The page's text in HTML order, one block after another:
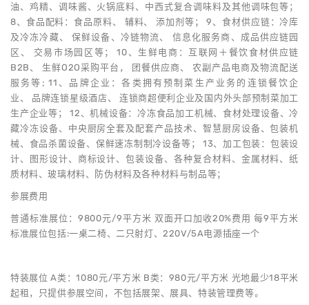
油、鸡精、调味酱、火锅底料、中西式复合调味料及其他调味包等；
8、食品配料：食品原料、 辅料、 添加剂等； 9、食材供应链：冷库
及冷冻冷藏、 保鲜设备、冷链物流、 信息化服务商、成品供应链园
区、 交易市场园区等； 10、生鲜电商：互联网＋餐饮食材供应链
B2B、 生鲜O2O采购平台， 团餐供应商、 农副产品电商及物流配送
服务等; 11、品牌企业：各类拥有预制菜生产业务的连锁餐饮企
业、 品牌连锁星级酒店、 连锁商超便利企业及国内外头部预制菜加工
生产企业等； 12、机械设备：冷冻食品加工机械、食材处理设备、冷
藏冷冻设备、中央厨房全套及配套产品技术、智慧厨房设备、包装机
械、食品杀菌设备、保鲜速冻制制冷设备等； 13、加工包装：包装设
计、图形设计、商标设计、包装设备、各种复合材料、金属材料、纸
质材料、玻璃材料、防伪材料及各种材料与制品等；
参展费用
普通标准展位：9800元/9平方米 双面开口加收20%费用 每9平方米
标准展位包括:一桌二椅、二只射灯、220V/5A电源插座一个
特装展位 A类：1080元/平方米 B类：980元/平方米 光地最少18平米
起租，只提供参展空间，不包括展架、展具、特装管理费等。